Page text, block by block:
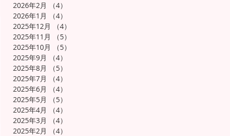
2026年2月
（4）
2026年1月
（4）
2025年12月
（4）
2025年11月
（5）
2025年10月
（5）
2025年9月
（4）
2025年8月
（5）
2025年7月
（4）
2025年6月
（4）
2025年5月
（5）
2025年4月
（4）
2025年3月
（4）
2025年2月
（4）